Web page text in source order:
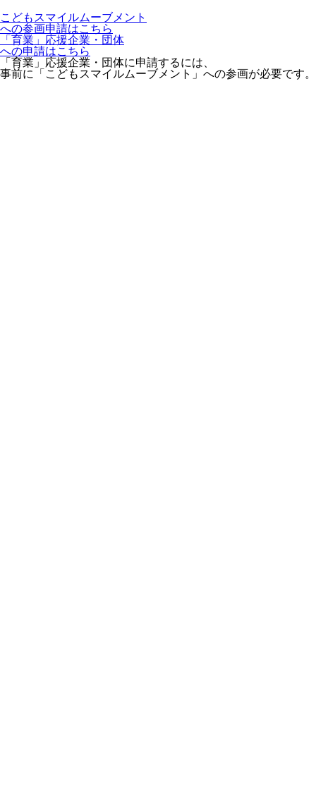
こどもスマイルムーブメント
への参画申請はこちら
「育業」応援企業・団体
への申請はこちら
「育業」応援企業・団体に申請するには、
事前に「こどもスマイルムーブメント」への参画が必要です。